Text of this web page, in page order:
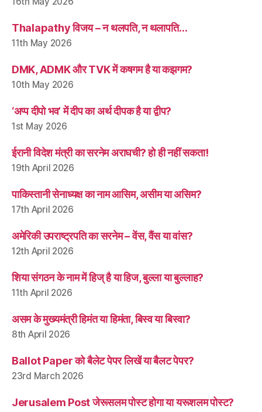
Thalapathy विजय – न थलपति, न थलापति…
11th May 2026
DMK, ADMK और TVK में कषगम है या कझगम?
10th May 2026
‘अप्प दीपो भव’ में दीप का अर्थ दीपक है या द्वीप?
1st May 2026
ईरानी विदेश मंत्री का सरनेम अराघची? हो ही नहीं सकता!
19th April 2026
पाकिस्तानी सेनाध्यक्ष का नाम आसिम, असीम या असिम?
17th April 2026
अमेरिकी उपराष्ट्रपति का सरनेम – वेंस, वैंस या वांस?
12th April 2026
शिया संगठन के नाम में हिज् है या हिज, बुल्ला या बुल्लाह?
11th April 2026
असम के मुख्यमंत्री हिमंत या हिमंता, बिस्व या बिस्वा?
8th April 2026
Ballot Paper को बैलेट पेपर लिखें या बैलट पेपर?
23rd March 2026
Jerusalem Post जेरूसलम पोस्ट होगा या यरूशलम पोस्ट?